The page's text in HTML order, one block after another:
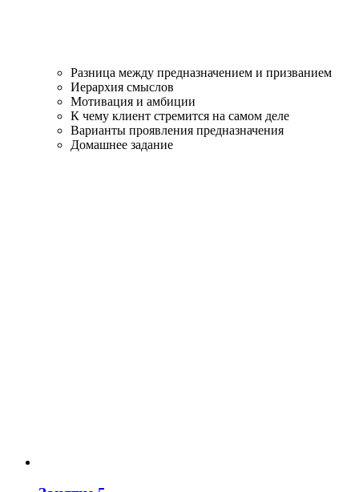
Разница между предназначением и призванием
Иерархия смыслов
Мотивация и амбиции
К чему клиент стремится на самом деле
Варианты проявления предназначения
Домашнее задание